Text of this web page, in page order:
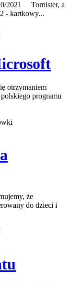
2021 Tornister, a
- kartkowy...
otrzymaniem
programu
że
do dzieci i